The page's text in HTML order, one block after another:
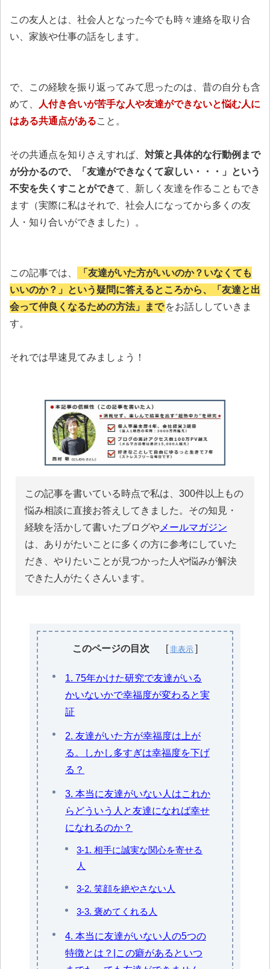
この友人とは、社会人となった今でも時々連絡を取り合
い、家族や仕事の話をします。
で、この経験を振り返ってみて思ったのは、昔の自分も含
めて、
人付き合いが苦手な人や友達ができないと悩む人に
はある共通点があること。
その共通点を知りさえすれば、 対策と具体的な行動例まで
が分かるので、「友達ができなくて寂しい・・・」という
不安を失くすことができて、新しく友達を作ることもでき
ます（実際に私はそれで、社会人になってから多くの友
人・知り合いができました）。
この記事では、
「友達がいた方がいいのか？いなくても
いいのか？」という疑問に答えるところから、「友達と出
会って仲良くなるための方法」まで をお話ししていきま
す。
それでは早速見てみましょう！
この記事を書いている時点で私は、300件以上もの
悩み相談に直接お答えしてきました。その知見・
経験を活かして書いたブログやメールマガジン
は、ありがたいことに多くの方に参考にしていた
だき、やりたいことが見つかった人や悩みが解決
できた人がたくさんいます。
このページの目次
1. 75年かけた研究で友達がいる
かいないかで幸福度が変わると実
証
2. 友達がいた方が幸福度は上が
る。しかし多すぎは幸福度を下げ
る？
3. 本当に友達がいない人はこれか
らどういう人と友達になれば幸せ
になれるのか？
3-1. 相手に誠実な関心を寄せる
人
3-2. 笑顔を絶やさない人
3-3. 褒めてくれる人
4. 本当に友達がいない人の5つの
特徴とは？|この癖があるといつ